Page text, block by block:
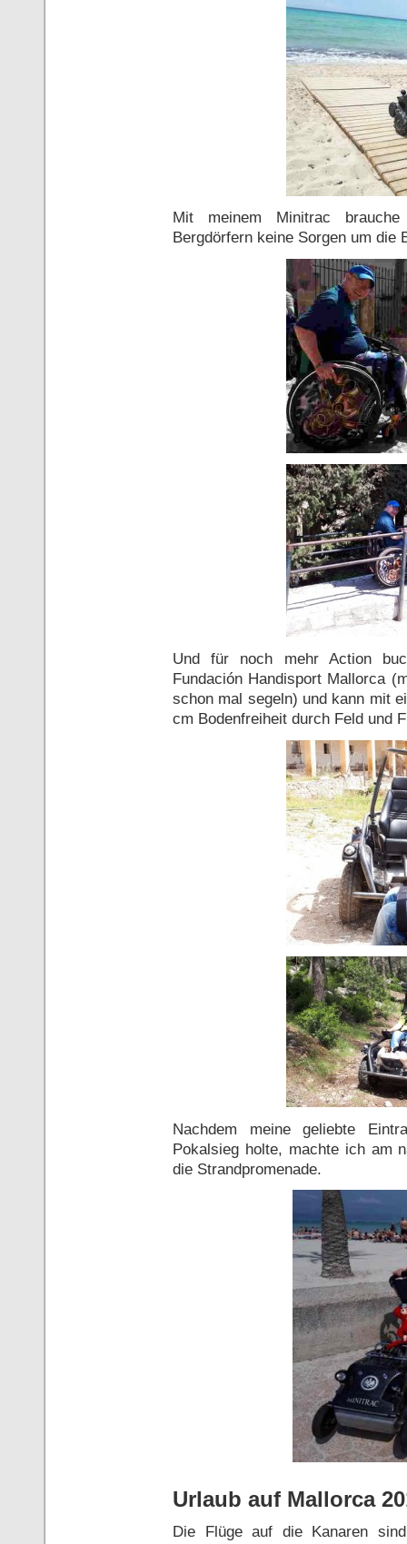
Mit meinem Minitrac
Bergdörfern keine Sorgen um die
Und für noch mehr Action
Fundación Handisport Mallorca
schon mal segeln) und kann mit
cm Bodenfreiheit durch Feld und
Nachdem meine geliebte
Pokalsieg holte, machte ich am
die Strandpromenade.
Urlaub auf Mallorca
Die Flüge auf die Kanaren